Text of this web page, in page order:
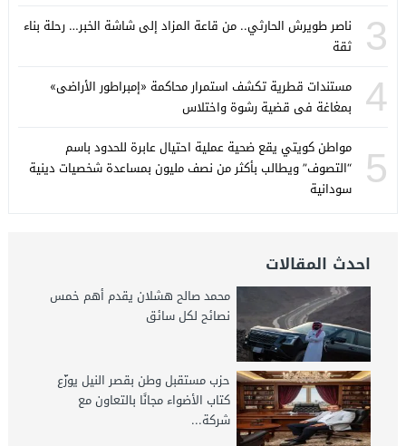
3
ناصر طويرش الحارثي.. من قاعة المزاد إلى شاشة الخبر… رحلة بناء
ثقة
4
مستندات قطرية تكشف استمرار محاكمة «إمبراطور الأراضى»
بمغاغة فى قضية رشوة واختلاس
5
مواطن كويتي يقع ضحية عملية احتيال عابرة للحدود باسم
“التصوف” ويطالب بأكثر من نصف مليون بمساعدة شخصيات دينية
سودانية
احدث المقالات
محمد صالح هشلان يقدم أهم خمس
نصائح لكل سائق
حزب مستقبل وطن بقصر النيل يوزّع
كتاب الأضواء مجانًا بالتعاون مع
شركة...